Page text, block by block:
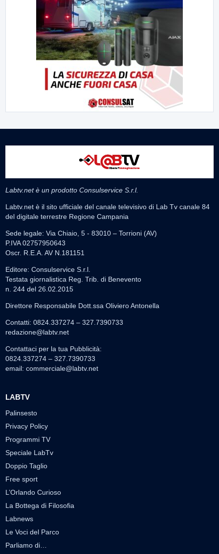
Labtv.net è un prodotto Consulservice S.r.l.
Labtv.net è il sito ufficiale del canale televisivo di Lab Tv canale 84
del digitale terrestre Regione Campania
Sede legale: Via Chiaio, 5 - 83010 – Torrioni (AV)
P.IVA 02757950643
Oscr. R.E.A. AV N.181151
Editore: Consulservice S.r.l.
Testata giornalistica Reg. Trib. di Benevento
n. 244 del 26.02.2015
Direttore Responsabile Dott.ssa Oliviero Antonella
Contatti: 0824.337274 – 327.7390733
redazione@labtv.net
Contattaci per la tua Pubblicità:
0824.337274 – 327.7390733
email: commerciale@labtv.net
LABTV
Palinsesto
Privacy Policy
Programmi TV
Speciale LabTv
Doppio Taglio
Free sport
L’Orlando Curioso
La Bottega di Filosofia
Labnews
Le Voci del Parco
Parliamo di…